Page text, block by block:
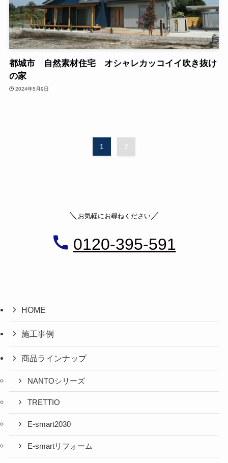
都城市 自然素材住宅 オシャレカッコイイ吹き抜け
の家
2024年5月9日
1 2
＼ お気軽にお尋ねください／
0120-395-591
HOME
施工事例
商品ラインナップ
NANTOシリーズ
TRETTIO
E-smart2030
E-smartリフォーム